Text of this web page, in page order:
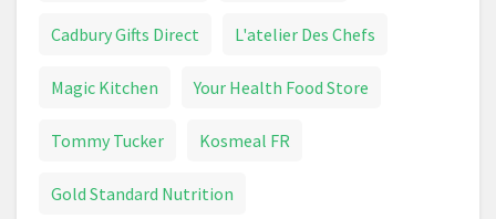
Cadbury Gifts Direct L'atelier Des Chefs
Magic Kitchen Your Health Food Store
Tommy Tucker Kosmeal FR
Gold Standard Nutrition